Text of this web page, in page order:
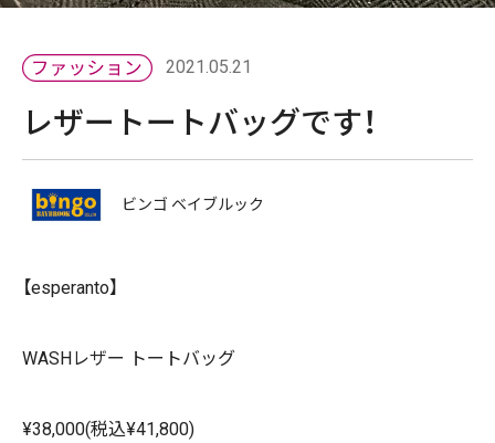
2021.05.21
レザートートバッグです！
ビンゴ ベイブルック
【esperanto】
WASHレザー トートバッグ
¥38,000(税込¥41,800)